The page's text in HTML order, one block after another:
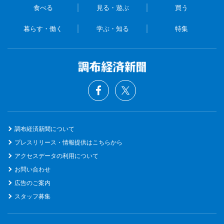
食べる 見る・遊ぶ 買う
暮らす・働く 学ぶ・知る 特集
調布経済新聞について
プレスリリース・情報提供はこちらから
アクセスデータの利用について
お問い合わせ
広告のご案内
スタッフ募集